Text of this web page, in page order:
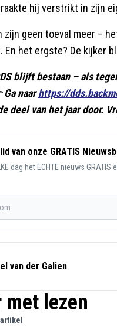
hij verstrikt in zijn
geen toeval meer –
En het ergste? De kijker
blijft bestaan – als
naarhttps://
deel van het jaar door.
van onze GRATIS
dag het ECHTE nieuws
van der Galien
met lezen